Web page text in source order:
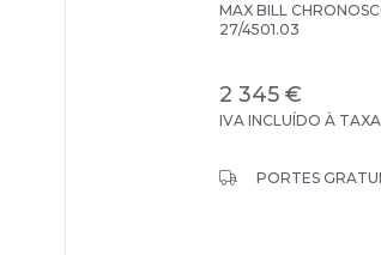
MAX BILL
27/4501.03
2 345 €
IVA INCLUÍDO À
PORTES